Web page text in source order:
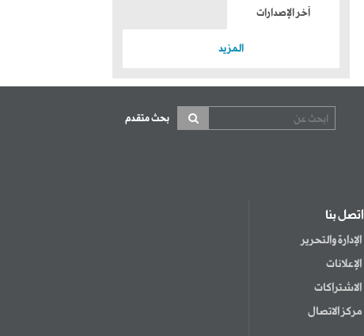
آخر الإصدارات
المزيد
بحث متقدم
اتصل بنا
الإدارة والتحرير
الإعلانات
الاشتراكات
مركز الاتصال